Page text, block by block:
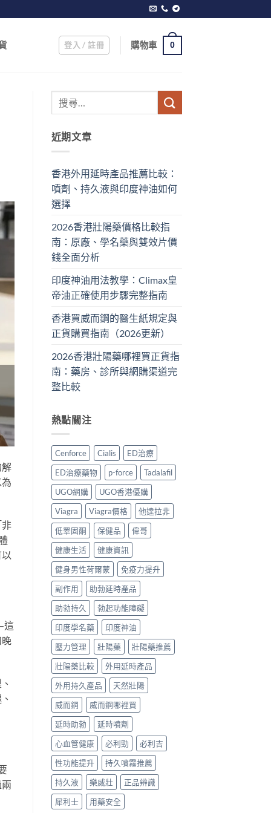
登入 / 註冊 購物車 0
這
近期文章
香港外用延時產品推薦比較：
噴劑、持久液與印度神油如何
選擇
2026香港壯陽藥價格比較指
南：原廠、學名藥與雙效片價
錢全面分析
印度神油用法教學：Climax皇
帝油正確使用步驟完整指南
香港買威而鋼的醫生紙規定與
正貨購買指南（2026更新）
2026香港壯陽藥哪裡買正貨指
南：藥房、診所與網購渠道完
整比較
熱點關注
Cenforce Cialis
ED治療
ED治療藥物
p-force
Tadalafil
UGO網購
UGO香港優購
Viagra
Viagra價格
他達拉非
低睪固酮
保健品
偉哥
健康生活
健康資訊
健身男性荷爾蒙
免疫力提升
副作用
助勃延時產品
助勃持久
勃起功能障礙
印度學名藥
印度神油
壓力管理
壯陽藥
壯陽藥推薦
壯陽藥比較
外用延時產品
外用持久產品
天然壯陽
威而鋼
威而鋼哪裡買
延時助勃
延時噴劑
心血管健康
必利勁
必利吉
性功能提升
持久噴霧推薦
持久液
樂威壯
正品辨識
犀利士
用藥安全